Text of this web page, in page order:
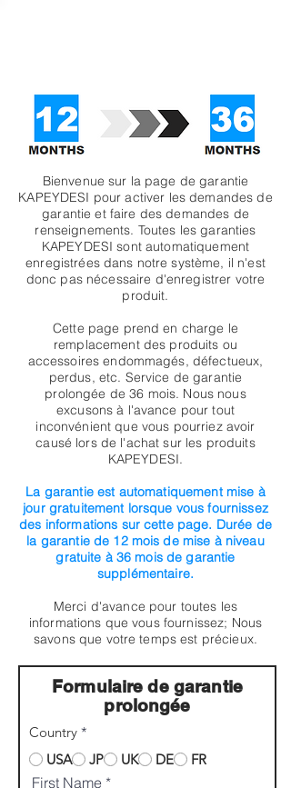
Bienvenue sur la page de garantie
KAPEYDESI pour activer les demandes de
garantie et faire des demandes de
renseignements. Toutes les garanties
KAPEYDESI sont automatiquement
enregistrées dans notre système, il n'est
donc pas nécessaire d'enregistrer votre
produit.
Cette page prend en charge le
remplacement des produits ou
accessoires endommagés, défectueux,
perdus, etc. Service de garantie
prolongée de 36 mois. Nous nous
excusons à l'avance pour tout
inconvénient que vous pourriez avoir
causé lors de l'achat sur les produits
KAPEYDESI.
La garantie est automatiquement mise à
jour gratuitement lorsque vous fournissez
des informations sur cette page. Durée de
la garantie de 12 mois de mise à niveau
gratuite à 36 mois de garantie
supplémentaire.
Merci d'avance pour toutes les
informations que vous fournissez; Nous
savons que votre temps est précieux.
Formulaire de garantie
prolongée
Country *
USA
JP UK DE FR
First Name